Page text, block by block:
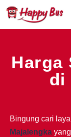
Harga
di
Bingung cari
Majalengka